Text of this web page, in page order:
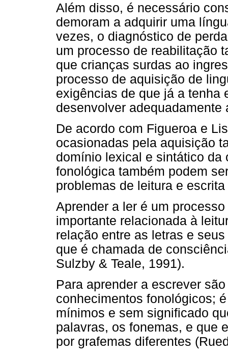
Além disso, é necessário
demoram a adquirir uma
vezes, o diagnóstico de
um processo de reabilitação
que crianças surdas ao
processo de aquisição de
exigências de que já a tenha
desenvolver adequadamente
De acordo com Figueroa e
ocasionadas pela aquisição
domínio lexical e sintático
fonológica também podem
problemas de leitura e
Aprender a ler é um
importante relacionada à
relação entre as letras e
que é chamada de
Sulzby & Teale, 1991).
Para aprender a escrever
conhecimentos fonológicos;
mínimos e sem significado
palavras, os fonemas, e que
por grafemas diferentes